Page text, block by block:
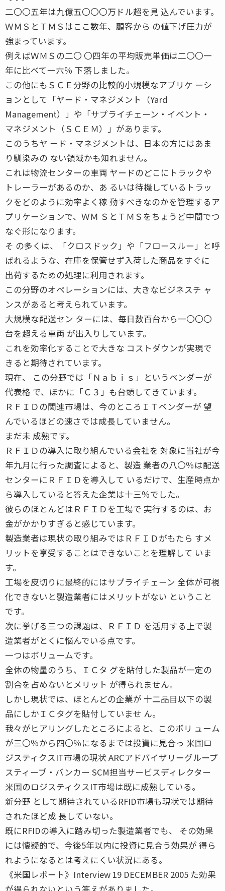
二〇〇五年は九億五〇〇〇万ドル超を見 込んでいます。
ＷＭＳとＴＭＳはここ数年、顧客から の値下げ圧力が
強まっています。
例えばＷＭＳの二〇 〇四年の平均販売単価は二〇〇一
年に比べて一六％ 下落しました。
この他にもＳＣＥ分野の比較的小規模なアプリケ ーシ
ョンとして「ヤード・マネジメント（Yard
Management）」や「サプライチェーン・イベント・
マネジメント（ＳＣＥＭ）」があります。
このうちヤ ード・マネジメントは、日本の方にはあま
り馴染みの ない領域かも知れません。
これは物流センターの車両 ヤードのどこにトラックや
トレーラーがあるのか、あ るいは待機しているトラッ
クをどのように効率よく稼 動すべきなのかを管理するア
プリケーションで、ＷＭ ＳとＴＭＳをちょうど中間でつ
なぐ形になります。
そ の多くは、「クロスドック」や「フロースルー」と呼
ばれるような、在庫を保管せず入荷した商品をすぐに
出荷するための処理に利用されます。
この分野のオペレーションには、大きなビジネスチ ャ
ンスがあると考えられています。
大規模な配送セン ターには、毎日数百台から一〇〇〇
台を超える車両 が出入りしています。
これを効率化することで大きな コストダウンが実現で
きると期待されています。
現在、 この分野では「Ｎａｂｉｓ」というベンダーが
代表格 で、ほかに「Ｃ３」も台頭してきています。
ＲＦＩＤの関連市場は、今のところＩＴベンダーが 望
んでいるほどの速さでは成長していません。
まだ未 成熟です。
ＲＦＩＤの導入に取り組んでいる会社を 対象に当社が今
年九月に行った調査によると、製造 業者の八〇％は配送
センターにＲＦＩＤを導入して いるだけで、生産時点か
ら導入していると答えた企業は十三％でした。
彼らのほとんどはＲＦＩＤを工場で 実行するのは、お
金がかかりすぎると感じています。
製造業者は現状の取り組みではＲＦＩＤがもたら すメ
リットを享受することはできないことを理解して いま
す。
工場を皮切りに最終的にはサプライチェーン 全体が可視
化できないと製造業者にはメリットがない ということ
です。
次に挙げる三つの課題は、ＲＦＩＤ を活用する上で製
造業者がとくに悩んでいる点です。
一つはボリュームです。
全体の物量のうち、ＩＣタ グを貼付した製品が一定の
割合を占めないとメリット が得られません。
しかし現状では、ほとんどの企業が 十二品目以下の製
品にしかＩＣタグを貼付していませ ん。
我々がヒアリングしたところによると、このボリ ューム
が三〇％から四〇％になるまでは投資に見合っ 米国ロ
ジスティクスIT市場の現状 ARCアドバイザリーグループ
スティーブ・バンカー SCM担当サービスディレクター
米国のロジスティクスIT市場は既に成熟している。
新分野 として期待されているRFID市場も現状では期待
されたほど成 長していない。
既にRFIDの導入に踏み切った製造業者でも、 その効果
には懐疑的で、今後5年以内に投資に見合う効果が 得ら
れようになるとは考えにくい状況にある。
《米国レポート》Interview 19 DECEMBER 2005 た効果